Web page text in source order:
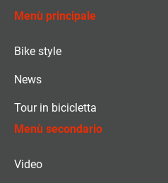
Menù principale
Bike style
News
Tour in bicicletta
Menù secondario
Video